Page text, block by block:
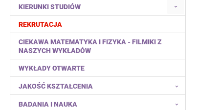
KIERUNKI STUDIÓW
REKRUTACJA
CIEKAWA MATEMATYKA I FIZYKA - FILMIKI Z
NASZYCH WYKŁADÓW
WYKŁADY OTWARTE
JAKOŚĆ KSZTAŁCENIA
BADANIA I NAUKA